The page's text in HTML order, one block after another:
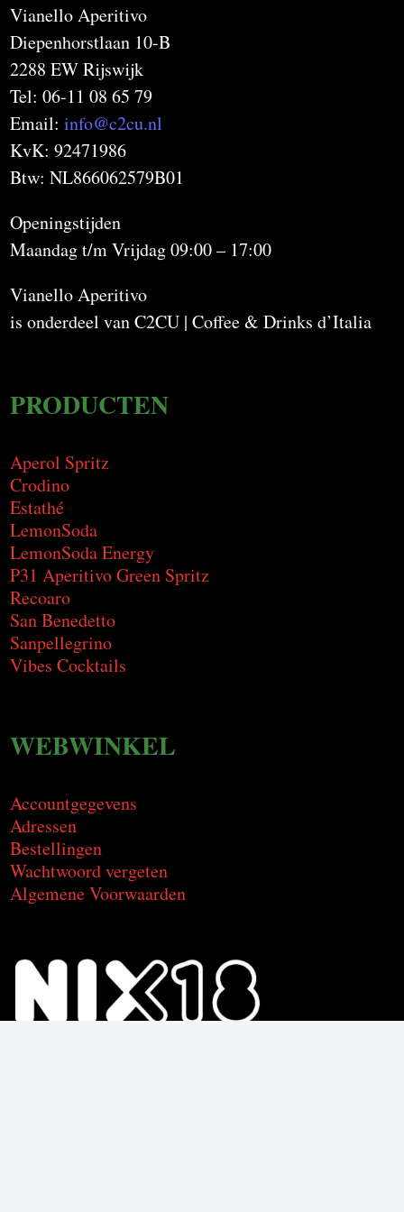
Vianello Aperitivo
Diepenhorstlaan 10-B
2288 EW Rijswijk
Tel: 06-11 08 65 79
Email:info@c2cu.nl
KvK: 92471986
Btw: NL866062579B01
Openingstijden
Maandag t/m Vrijdag 09:00 – 17:00
Vianello Aperitivo
is onderdeel van C2CU | Coffee & Drinks d’Italia
PRODUCTEN
Aperol Spritz
Crodino
Estathé
LemonSoda
LemonSoda Energy
P31 Aperitivo Green Spritz
Recoaro
San Benedetto
Sanpellegrino
Vibes Cocktails
WEBWINKEL
Accountgegevens
Adressen
Bestellingen
Wachtwoord vergeten
Algemene Voorwaarden